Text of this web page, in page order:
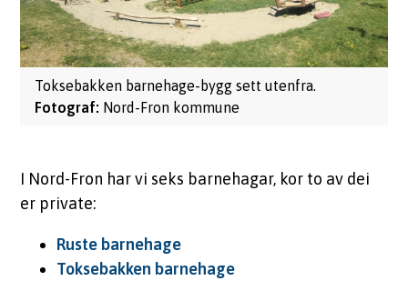
Toksebakken barnehage-bygg sett utenfra.
Nord-Fron kommune
I Nord-Fron har vi seks barnehagar, kor to av dei
er private:
Ruste barnehage
Toksebakken barnehage